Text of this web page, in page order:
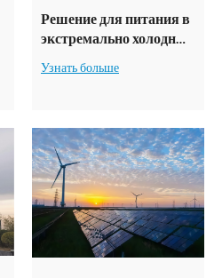
Решение для питания в
экстремально холодных
непрерывного и
китайских
антарктических
исследовательских
станций
Узнать больше